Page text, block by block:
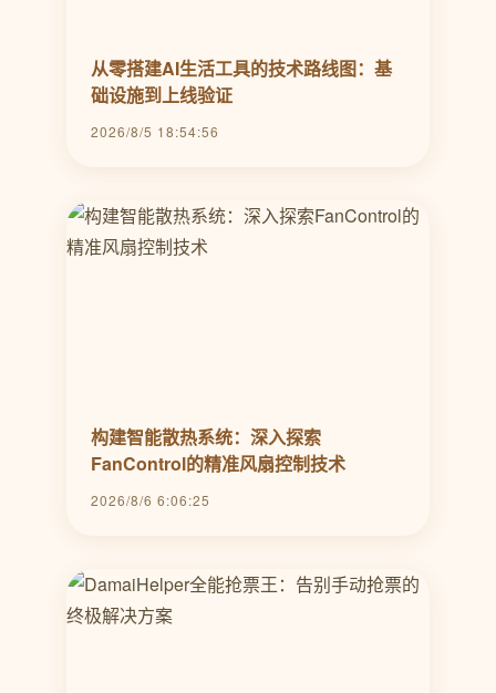
从零搭建AI生活工具的技术路线图：基
础设施到上线验证
2026/8/5 18:54:56
构建智能散热系统：深入探索
FanControl的精准风扇控制技术
2026/8/6 6:06:25